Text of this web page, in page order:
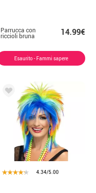
Parrucca con
riccioli bruna 14.99€
Esaurito - Fammi sapere
4.34/5.00